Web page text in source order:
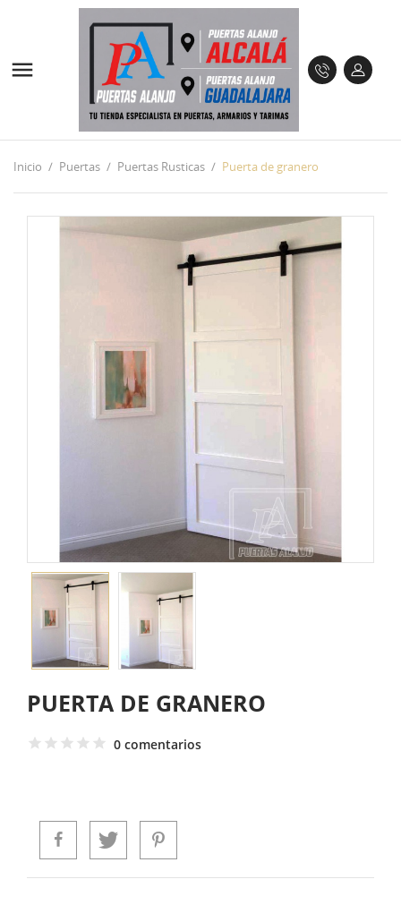

Inicio Puertas Puertas Rusticas Puerta de granero
PUERTA DE GRANERO
0 comentarios